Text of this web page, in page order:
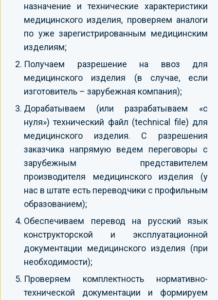
назначение и технические характеристики
медицинского изделия, проверяем аналоги
по уже зарегистрированным медицинским
изделиям;
Получаем разрешение на ввоз для
медицинского изделия (в случае, если
изготовитель – зарубежная компания);
Дорабатываем (или разрабатываем «с
нуля») технический файл (technical file) для
медицинского изделия. С разрешения
заказчика напрямую ведем переговоры с
зарубежным представителем
производителя медицинского изделия (у
нас в штате есть переводчики с профильным
образованием);
Обеспечиваем перевод на русский язык
конструкторской и эксплуатационной
документации медицинского изделия (при
необходимости);
Проверяем комплектность нормативно-
технической документации и формируем